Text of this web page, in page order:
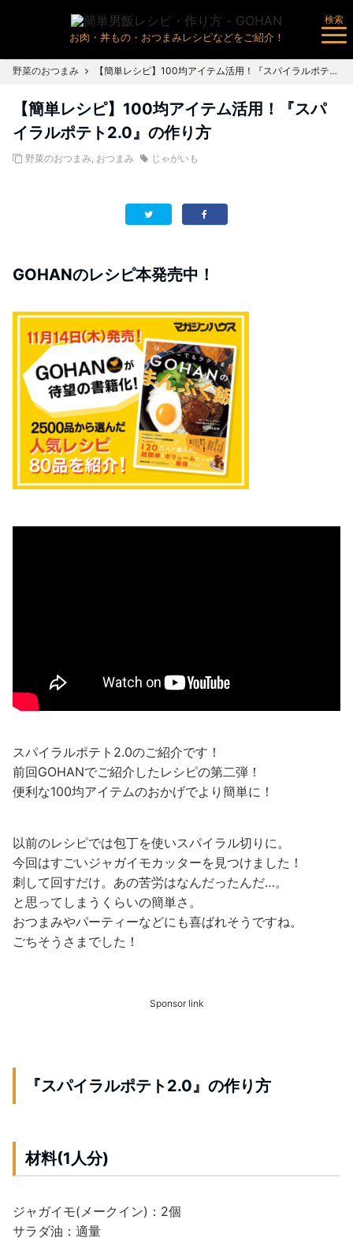
お肉・丼もの・おつまみレシピなどをご紹介！
検索
野菜のおつまみ 【簡単レシピ】100均アイテム活用！『スパイラルポテト2.0』の作り方
【簡単レシピ】100均アイテム活用！『スパ
イラルポテト2.0』の作り方
野菜のおつまみ, おつまみ じゃがいも
GOHANのレシピ本発売中！
スパイラルポテト2.0のご紹介です！
前回GOHANでご紹介したレシピの第二弾！
便利な100均アイテムのおかげでより簡単に！
以前のレシピでは包丁を使いスパイラル切りに。
今回はすごいジャガイモカッターを見つけました！
刺して回すだけ。あの苦労はなんだったんだ…。
と思ってしまうくらいの簡単さ。
おつまみやパーティーなどにも喜ばれそうですね。
ごちそうさまでした！
Sponsor link
『スパイラルポテト2.0』の作り方
材料(1人分)
ジャガイモ(メークイン)：2個
サラダ油：適量